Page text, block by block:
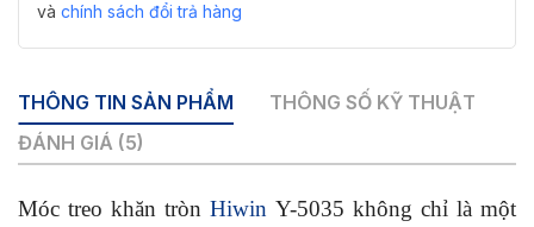
tiết
và chính sách đổi trả hàng
THÔNG TIN SẢN PHẨM
THÔNG SỐ KỸ THUẬT
ĐÁNH GIÁ (5)
Móc treo khăn trònHiwin Y-5035 không chỉ là một